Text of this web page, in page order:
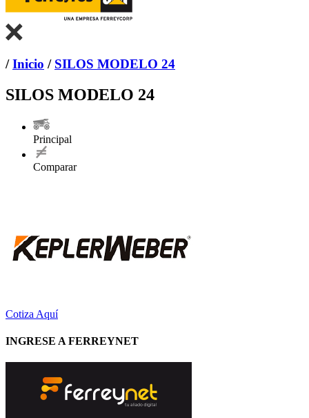
/Inicio / SILOS MODELO 24
SILOS MODELO 24
Principal
Comparar
Cotiza Aquí
INGRESE A FERREYNET